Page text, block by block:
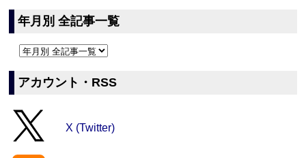
年月別 全記事一覧
アカウント・RSS
X (Twitter)